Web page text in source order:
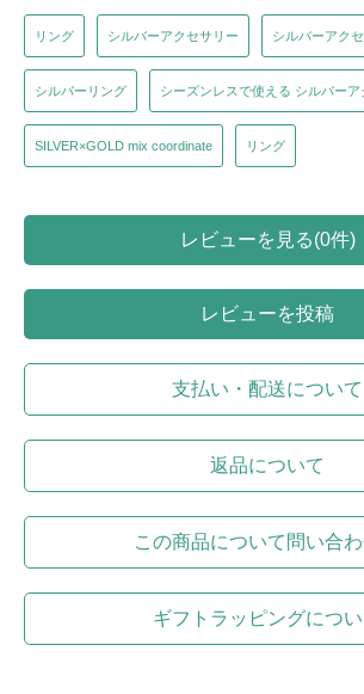
リング シルバーアクセサリー シルバーアク
シルバーリング シーズンレスで使える シルバーア
SILVER×GOLD mix coordinate リング
レビューを見る(0件)
レビューを投稿
支払い・配送について
返品について
この商品について問い合
ギフトラッピングにつ